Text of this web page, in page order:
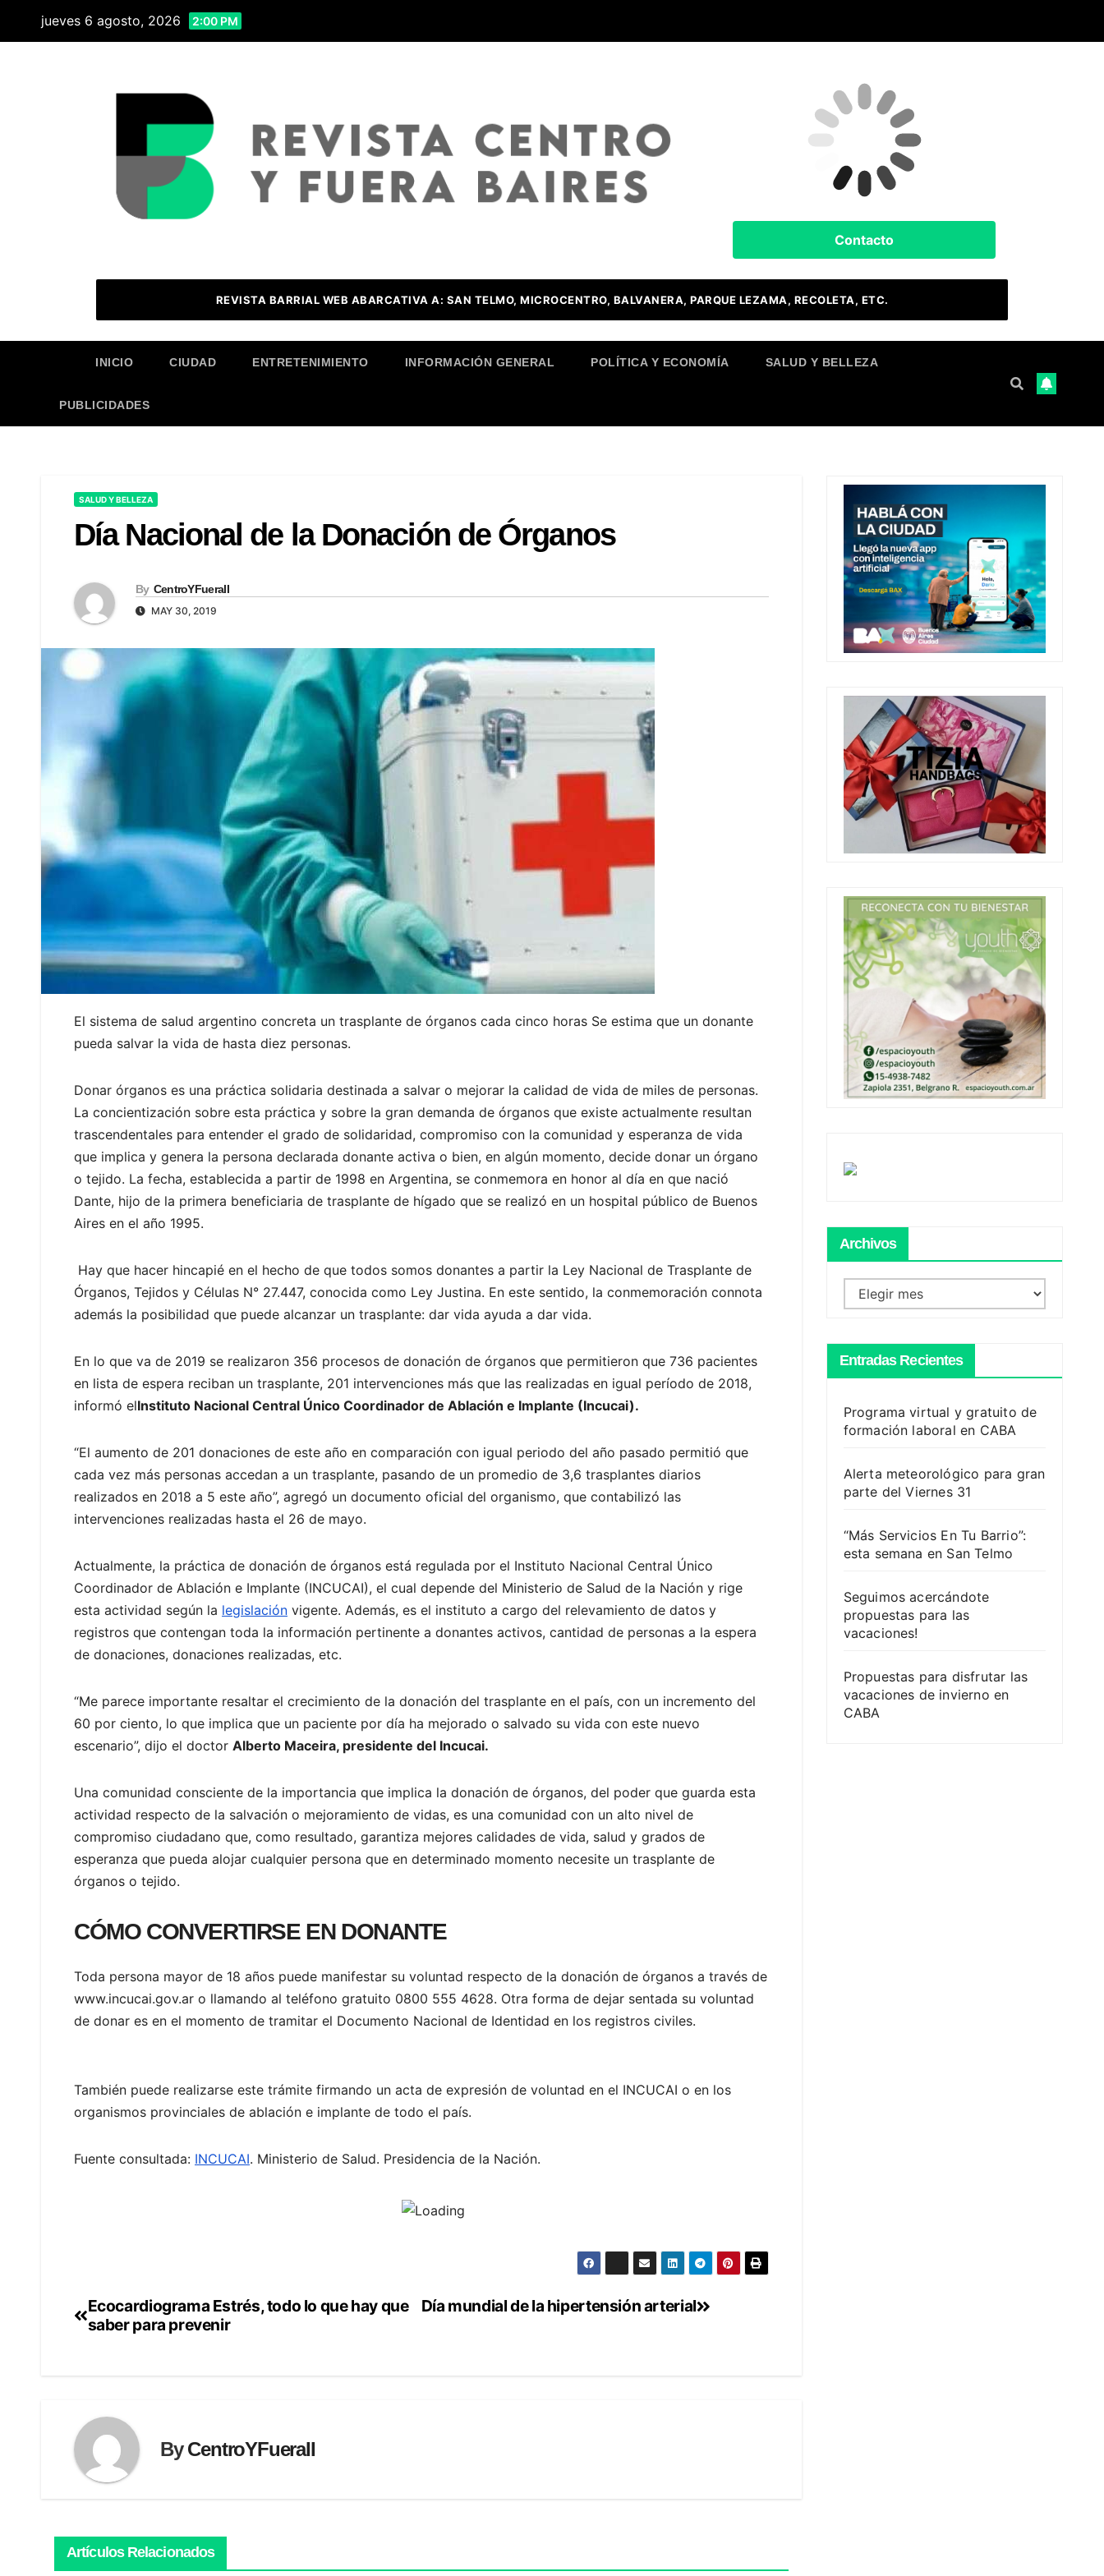
jueves 6 agosto, 2026 2:00 PM
Buenos Aires, AR
13°C
Lluvia De Gran Intensidad
Contacto
REVISTA BARRIAL WEB ABARCATIVA A: SAN TELMO, MICROCENTRO, BALVANERA, PARQUE LEZAMA, RECOLETA, ETC.
INICIO CIUDAD ENTRETENIMIENTO INFORMACIÓN GENERAL POLÍTICA Y ECONOMÍA SALUD Y BELLEZA
PUBLICIDADES
SALUD Y BELLEZA
Día Nacional de la Donación de Órganos
By CentroYFueraII
MAY 30, 2019
El sistema de salud argentino concreta un trasplante de órganos cada cinco horas Se estima que un donante
pueda salvar la vida de hasta diez personas.
Donar órganos es una práctica solidaria destinada a salvar o mejorar la calidad de vida de miles de personas.
La concientización sobre esta práctica y sobre la gran demanda de órganos que existe actualmente resultan
trascendentales para entender el grado de solidaridad, compromiso con la comunidad y esperanza de vida
que implica y genera la persona declarada donante activa o bien, en algún momento, decide donar un órgano
o tejido. La fecha, establecida a partir de 1998 en Argentina, se conmemora en honor al día en que nació
Dante, hijo de la primera beneficiaria de trasplante de hígado que se realizó en un hospital público de Buenos
Aires en el año 1995.
Hay que hacer hincapié en el hecho de que todos somos donantes a partir la Ley Nacional de Trasplante de
Órganos, Tejidos y Células N° 27.447, conocida como Ley Justina. En este sentido, la conmemoración connota
además la posibilidad que puede alcanzar un trasplante: dar vida ayuda a dar vida.
En lo que va de 2019 se realizaron 356 procesos de donación de órganos que permitieron que 736 pacientes
en lista de espera reciban un trasplante, 201 intervenciones más que las realizadas en igual período de 2018,
informó elInstituto Nacional Central Único Coordinador de Ablación e Implante (Incucai).
“El aumento de 201 donaciones de este año en comparación con igual periodo del año pasado permitió que
cada vez más personas accedan a un trasplante, pasando de un promedio de 3,6 trasplantes diarios
realizados en 2018 a 5 este año”, agregó un documento oficial del organismo, que contabilizó las
intervenciones realizadas hasta el 26 de mayo.
Actualmente, la práctica de donación de órganos está regulada por el Instituto Nacional Central Único
Coordinador de Ablación e Implante (INCUCAI), el cual depende del Ministerio de Salud de la Nación y rige
esta actividad según la legislación vigente. Además, es el instituto a cargo del relevamiento de datos y
registros que contengan toda la información pertinente a donantes activos, cantidad de personas a la espera
de donaciones, donaciones realizadas, etc.
“Me parece importante resaltar el crecimiento de la donación del trasplante en el país, con un incremento del
60 por ciento, lo que implica que un paciente por día ha mejorado o salvado su vida con este nuevo
escenario”, dijo el doctor Alberto Maceira, presidente del Incucai.
Una comunidad consciente de la importancia que implica la donación de órganos, del poder que guarda esta
actividad respecto de la salvación o mejoramiento de vidas, es una comunidad con un alto nivel de
compromiso ciudadano que, como resultado, garantiza mejores calidades de vida, salud y grados de
esperanza que pueda alojar cualquier persona que en determinado momento necesite un trasplante de
órganos o tejido.
CÓMO CONVERTIRSE EN DONANTE
Toda persona mayor de 18 años puede manifestar su voluntad respecto de la donación de órganos a través de
www.incucai.gov.ar o llamando al teléfono gratuito 0800 555 4628. Otra forma de dejar sentada su voluntad
de donar es en el momento de tramitar el Documento Nacional de Identidad en los registros civiles.
También puede realizarse este trámite firmando un acta de expresión de voluntad en el INCUCAI o en los
organismos provinciales de ablación e implante de todo el país.
Fuente consultada: INCUCAI. Ministerio de Salud. Presidencia de la Nación.
Navegación
Día mundial de la hipertensión arterial
Ecocardiograma Estrés, todo lo que hay que
saber para prevenir
ByCentroYFueraII
Artículos Relacionados
Archivos
Archivos
Entradas Recientes
Programa virtual y gratuito de
formación laboral en CABA
Alerta meteorológico para gran
parte del Viernes 31
“Más Servicios En Tu Barrio”:
esta semana en San Telmo
Seguimos acercándote
propuestas para las
vacaciones!
Propuestas para disfrutar las
vacaciones de invierno en
CABA